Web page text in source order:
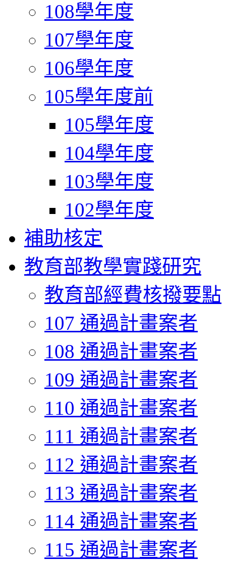
108學年度
107學年度
106學年度
105學年度前
105學年度
104學年度
103學年度
102學年度
補助核定
教育部教學實踐研究
教育部經費核撥要點
107 通過計畫案者
108 通過計畫案者
109 通過計畫案者
110 通過計畫案者
111 通過計畫案者
112 通過計畫案者
113 通過計畫案者
114 通過計畫案者
115 通過計畫案者